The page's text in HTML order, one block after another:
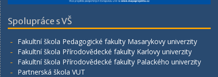
Spolupráce s VŠ
Fakultní škola Pedagogické fakulty Masarykovy univerzity
Fakultní škola Přírodovědecké fakulty Karlovy univerzity
Fakultní škola Přírodovědecké fakulty Palackého univerzity
Partnerská škola VUT